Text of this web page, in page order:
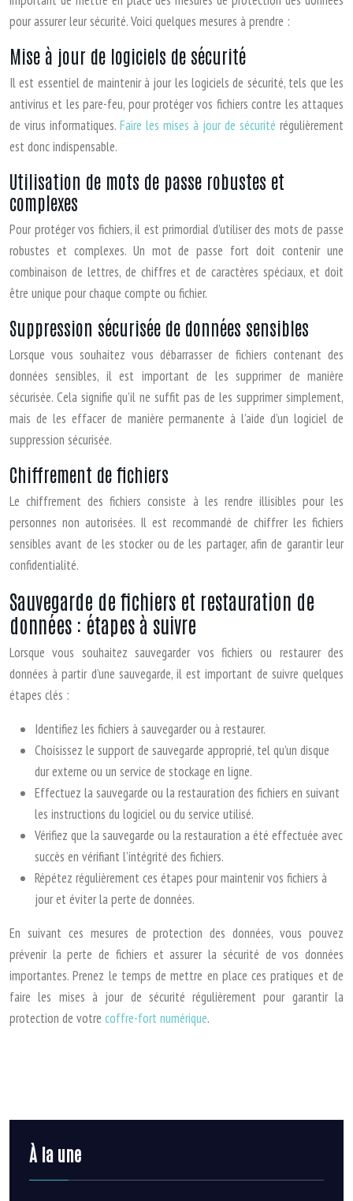
pour assurer leur sécurité. Voici quelques mesures à prendre :
Mise à jour de logiciels de sécurité
Il est essentiel de maintenir à jour les logiciels de sécurité, tels que les
antivirus et les pare-feu, pour protéger vos fichiers contre les attaques
de virus informatiques. Faire les mises à jour de sécurité régulièrement
est donc indispensable.
Utilisation de mots de passe robustes et
complexes
Pour protéger vos fichiers, il est primordial d’utiliser des mots de passe
robustes et complexes. Un mot de passe fort doit contenir une
combinaison de lettres, de chiffres et de caractères spéciaux, et doit
être unique pour chaque compte ou fichier.
Suppression sécurisée de données sensibles
Lorsque vous souhaitez vous débarrasser de fichiers contenant des
données sensibles, il est important de les supprimer de manière
sécurisée. Cela signifie qu’il ne suffit pas de les supprimer simplement,
mais de les effacer de manière permanente à l’aide d’un logiciel de
suppression sécurisée.
Chiffrement de fichiers
Le chiffrement des fichiers consiste à les rendre illisibles pour les
personnes non autorisées. Il est recommandé de chiffrer les fichiers
sensibles avant de les stocker ou de les partager, afin de garantir leur
confidentialité.
Sauvegarde de fichiers et restauration de
données : étapes à suivre
Lorsque vous souhaitez sauvegarder vos fichiers ou restaurer des
données à partir d’une sauvegarde, il est important de suivre quelques
étapes clés :
Identifiez les fichiers à sauvegarder ou à restaurer.
Choisissez le support de sauvegarde approprié, tel qu’un disque
dur externe ou un service de stockage en ligne.
Effectuez la sauvegarde ou la restauration des fichiers en suivant
les instructions du logiciel ou du service utilisé.
Vérifiez que la sauvegarde ou la restauration a été effectuée avec
succès en vérifiant l’intégrité des fichiers.
Répétez régulièrement ces étapes pour maintenir vos fichiers à
jour et éviter la perte de données.
En suivant ces mesures de protection des données, vous pouvez
prévenir la perte de fichiers et assurer la sécurité de vos données
importantes. Prenez le temps de mettre en place ces pratiques et de
faire les mises à jour de sécurité régulièrement pour garantir la
protection de votre coffre-fort numérique.
À la une